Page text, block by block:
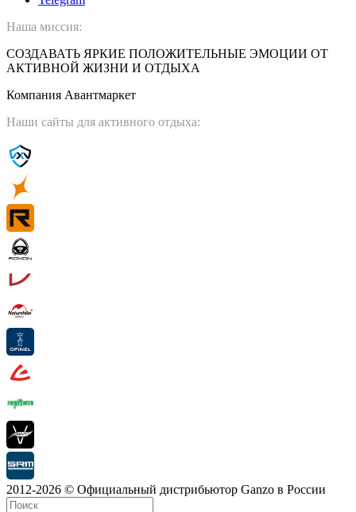
Наша миссия:
СОЗДАВАТЬ ЯРКИЕ ПОЛОЖИТЕЛЬНЫЕ ЭМОЦИИ ОТ
АКТИВНОЙ ЖИЗНИ И ОТДЫХА
Компания Авантмаркет
Наши сайты для активного отдыха:
2012-2026 © Официальный дистрибьютор Ganzo в России